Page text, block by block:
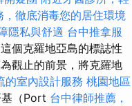
，徹底消毒您的居住環境
隱私與舒適 台中推拿服
個克羅地亞島的標誌性
觀止的前景，將克羅地
的室內設計服務 桃園地區
（Port 台中律師推薦，